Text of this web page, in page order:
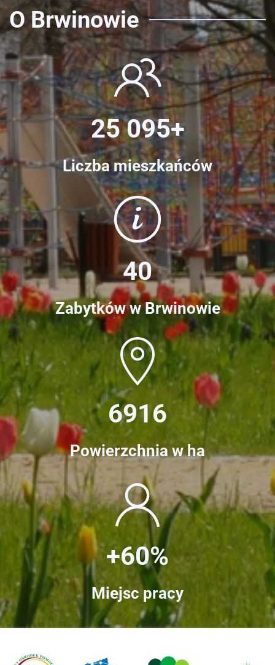
O Brwinowie
25 095+
Liczba mieszkańców
40
Zabytków w Brwinowie
6916
Powierzchnia w ha
+60%
Miejsc pracy